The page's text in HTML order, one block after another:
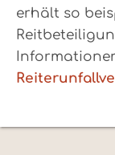
erhält so